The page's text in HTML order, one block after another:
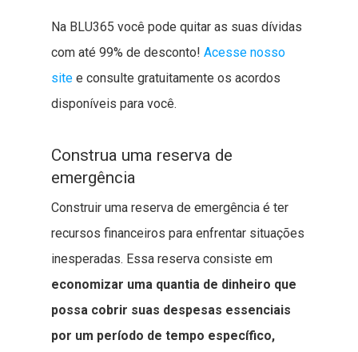
Na BLU365 você pode quitar as suas dívidas
com até 99% de desconto! Acesse nosso
site e consulte gratuitamente os acordos
disponíveis para você.
Construa uma reserva de
emergência
Construir uma reserva de emergência é ter
recursos financeiros para enfrentar situações
inesperadas. Essa reserva consiste em
economizar uma quantia de dinheiro que
possa cobrir suas despesas essenciais
por um período de tempo específico,